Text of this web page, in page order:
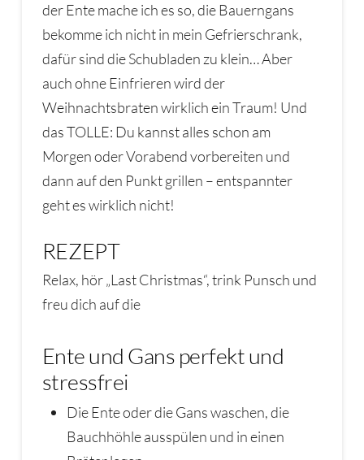
der Ente mache ich es so, die Bauerngans
bekomme ich nicht in mein Gefrierschrank,
dafür sind die Schubladen zu klein… Aber
auch ohne Einfrieren wird der
Weihnachtsbraten wirklich ein Traum! Und
das TOLLE: Du kannst alles schon am
Morgen oder Vorabend vorbereiten und
dann auf den Punkt grillen – entspannter
geht es wirklich nicht!
REZEPT
Relax, hör „Last Christmas“, trink Punsch und
freu dich auf die
Ente und Gans perfekt und
stressfrei
Die Ente oder die Gans waschen, die
Bauchhöhle ausspülen und in einen